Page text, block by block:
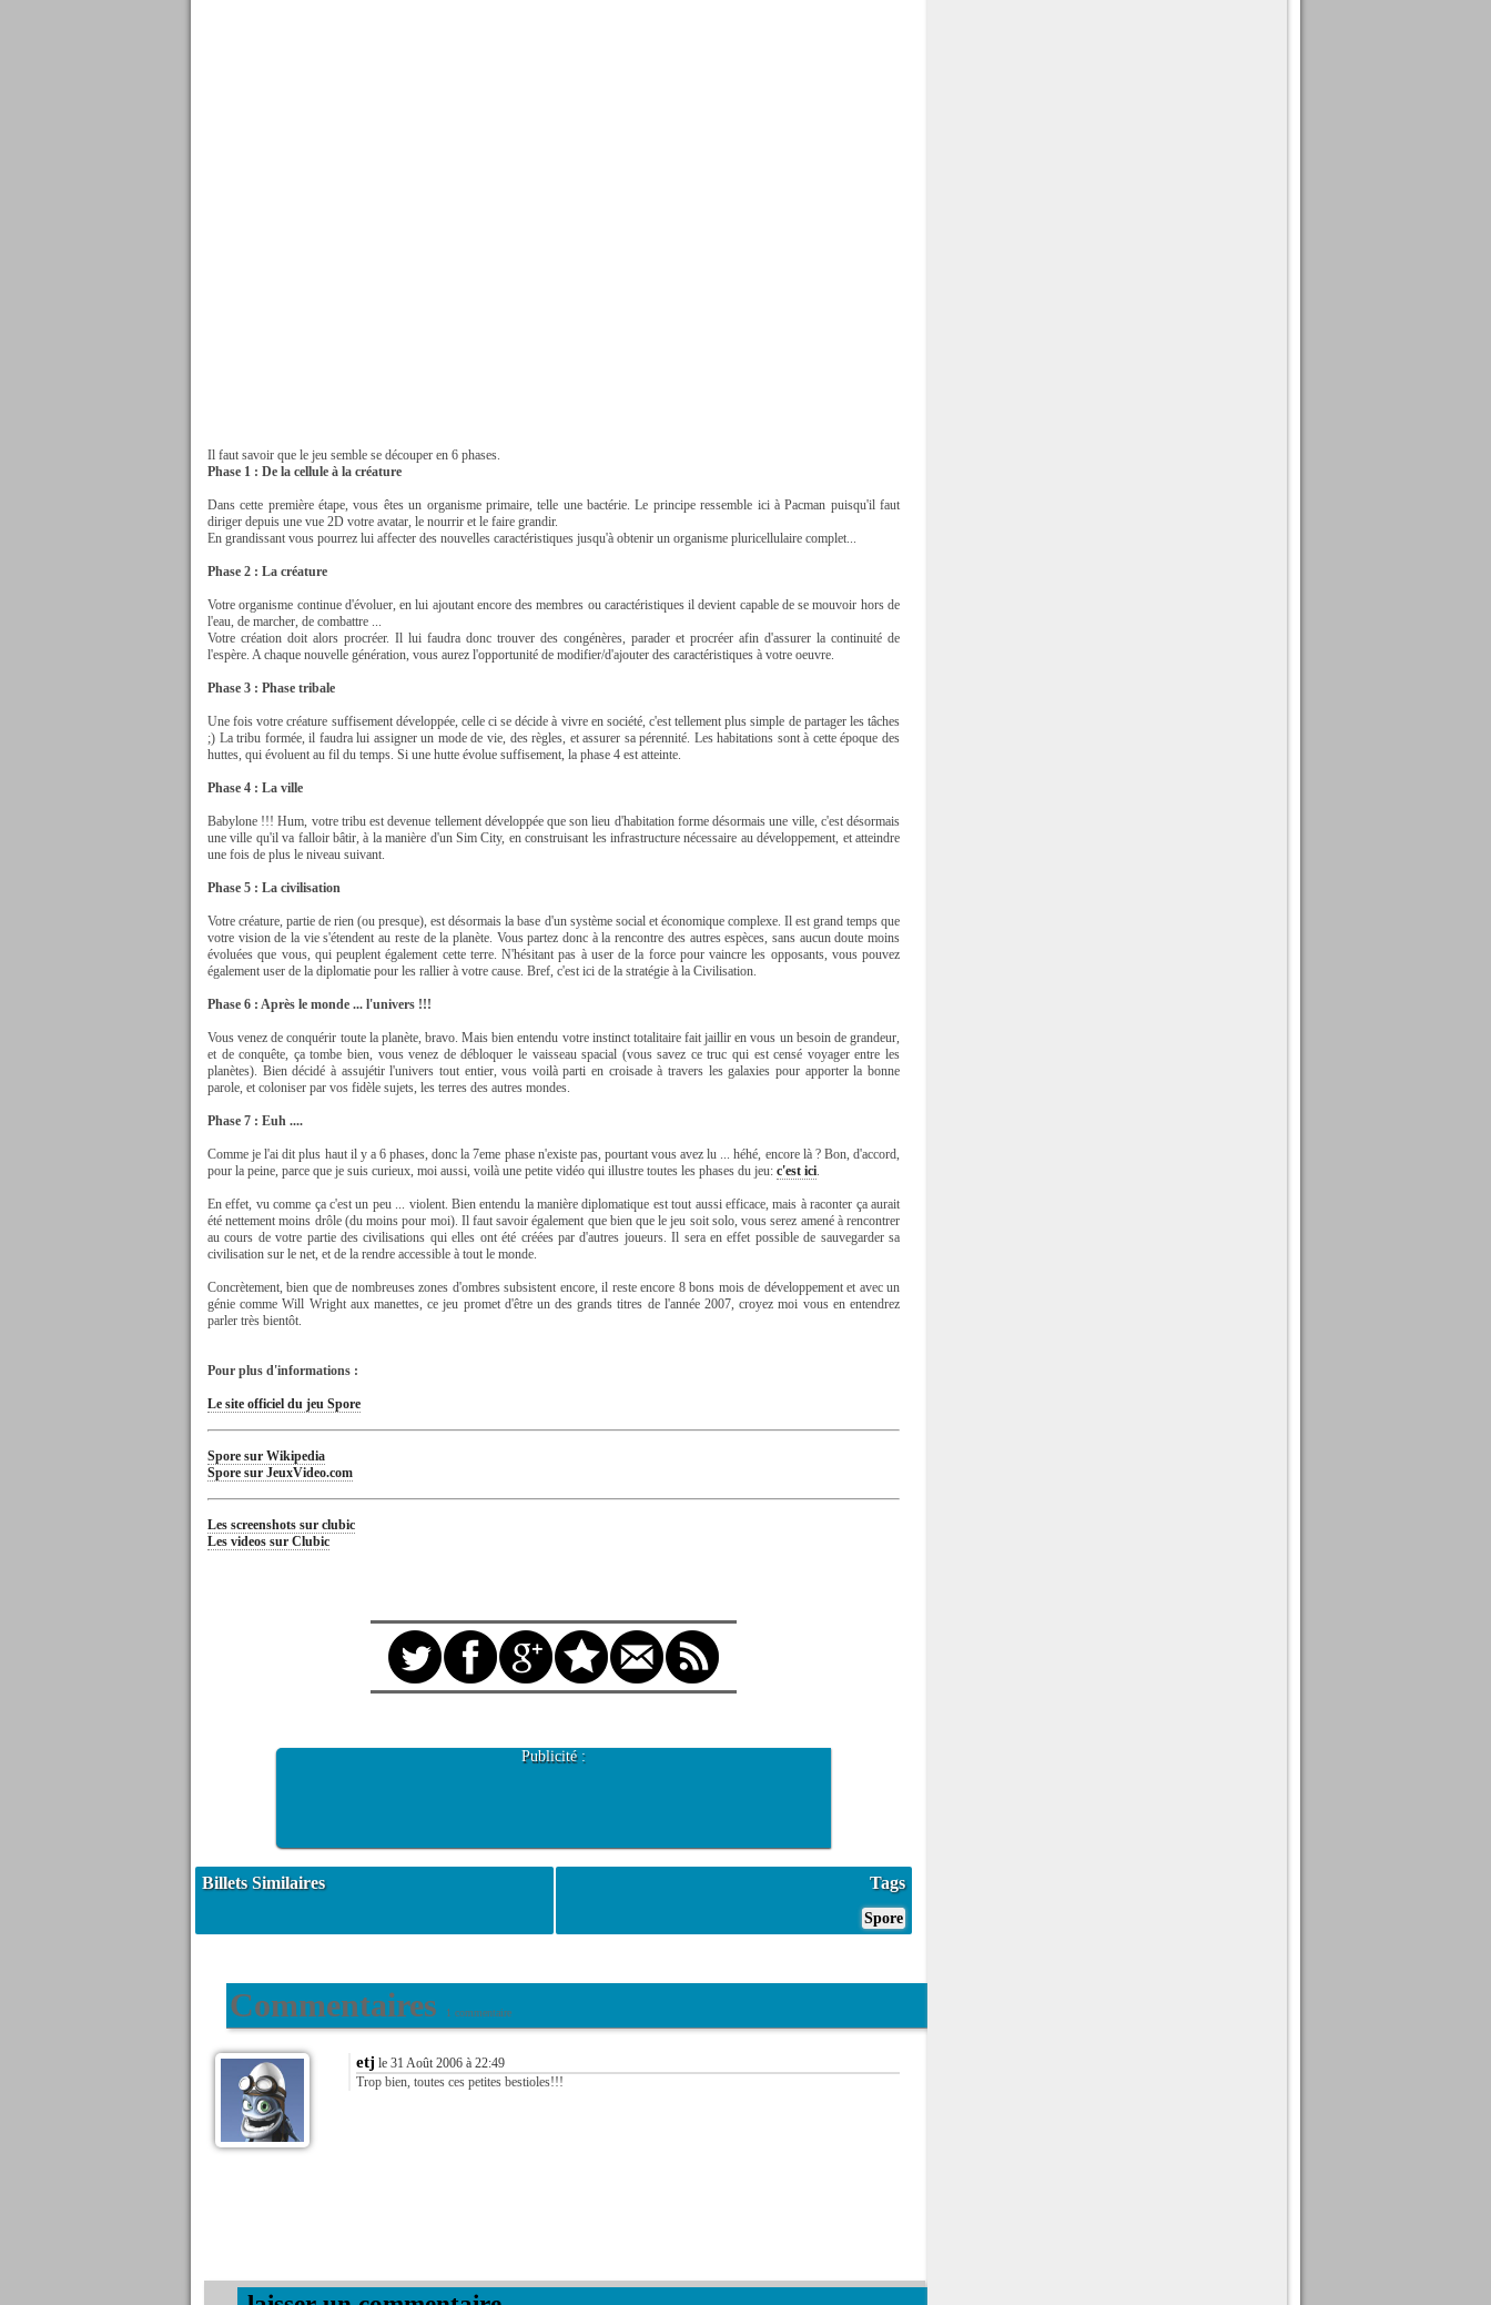
Il faut savoir que le jeu semble se découper en 6 phases.
Phase 1 : De la cellule à la créature
Dans cette première étape, vous êtes un organisme primaire, telle une bactérie. Le principe ressemble ici à Pacman puisqu'il faut
diriger depuis une vue 2D votre avatar, le nourrir et le faire grandir.
En grandissant vous pourrez lui affecter des nouvelles caractéristiques jusqu'à obtenir un organisme pluricellulaire complet...
Phase 2 : La créature
Votre organisme continue d'évoluer, en lui ajoutant encore des membres ou caractéristiques il devient capable de se mouvoir hors de
l'eau, de marcher, de combattre ...
Votre création doit alors procréer. Il lui faudra donc trouver des congénères, parader et procréer afin d'assurer la continuité de
l'espère. A chaque nouvelle génération, vous aurez l'opportunité de modifier/d'ajouter des caractéristiques à votre oeuvre.
Phase 3 : Phase tribale
Une fois votre créature suffisement développée, celle ci se décide à vivre en société, c'est tellement plus simple de partager les tâches
;) La tribu formée, il faudra lui assigner un mode de vie, des règles, et assurer sa pérennité. Les habitations sont à cette époque des
huttes, qui évoluent au fil du temps. Si une hutte évolue suffisement, la phase 4 est atteinte.
Phase 4 : La ville
Babylone !!! Hum, votre tribu est devenue tellement développée que son lieu d'habitation forme désormais une ville, c'est désormais
une ville qu'il va falloir bâtir, à la manière d'un Sim City, en construisant les infrastructure nécessaire au développement, et atteindre
une fois de plus le niveau suivant.
Phase 5 : La civilisation
Votre créature, partie de rien (ou presque), est désormais la base d'un système social et économique complexe. Il est grand temps que
votre vision de la vie s'étendent au reste de la planète. Vous partez donc à la rencontre des autres espèces, sans aucun doute moins
évoluées que vous, qui peuplent également cette terre. N'hésitant pas à user de la force pour vaincre les opposants, vous pouvez
également user de la diplomatie pour les rallier à votre cause. Bref, c'est ici de la stratégie à la Civilisation.
Phase 6 : Après le monde ... l'univers !!!
Vous venez de conquérir toute la planète, bravo. Mais bien entendu votre instinct totalitaire fait jaillir en vous un besoin de grandeur,
et de conquête, ça tombe bien, vous venez de débloquer le vaisseau spacial (vous savez ce truc qui est censé voyager entre les
planètes). Bien décidé à assujétir l'univers tout entier, vous voilà parti en croisade à travers les galaxies pour apporter la bonne
parole, et coloniser par vos fidèle sujets, les terres des autres mondes.
Phase 7 : Euh ....
Comme je l'ai dit plus haut il y a 6 phases, donc la 7eme phase n'existe pas, pourtant vous avez lu ... héhé, encore là ? Bon, d'accord,
pour la peine, parce que je suis curieux, moi aussi, voilà une petite vidéo qui illustre toutes les phases du jeu: c'est ici.
En effet, vu comme ça c'est un peu ... violent. Bien entendu la manière diplomatique est tout aussi efficace, mais à raconter ça aurait
été nettement moins drôle (du moins pour moi). Il faut savoir également que bien que le jeu soit solo, vous serez amené à rencontrer
au cours de votre partie des civilisations qui elles ont été créées par d'autres joueurs. Il sera en effet possible de sauvegarder sa
civilisation sur le net, et de la rendre accessible à tout le monde.
Concrètement, bien que de nombreuses zones d'ombres subsistent encore, il reste encore 8 bons mois de développement et avec un
génie comme Will Wright aux manettes, ce jeu promet d'être un des grands titres de l'année 2007, croyez moi vous en entendrez
parler très bientôt.
Pour plus d'informations :
Le site officiel du jeu Spore
Spore sur Wikipedia
Spore sur JeuxVideo.com
Les screenshots sur clubic
Les videos sur Clubic
Publicité :
Billets Similaires Tags
Spore
Commentaires 1 commentaire
etj le 31 Août 2006 à 22:49
Trop bien, toutes ces petites bestioles!!!